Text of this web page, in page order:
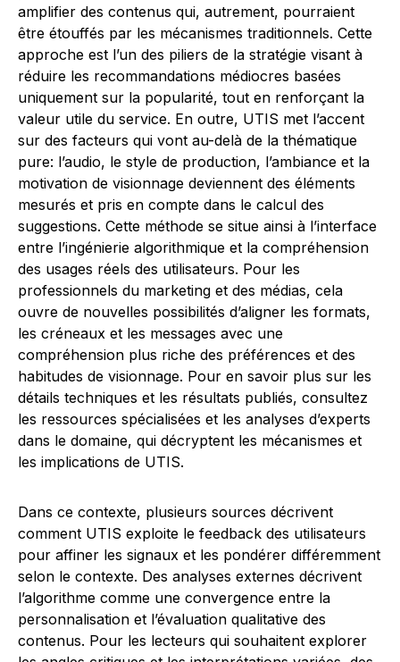
amplifier des contenus qui, autrement, pourraient
être étouffés par les mécanismes traditionnels. Cette
approche est l’un des piliers de la stratégie visant à
réduire les recommandations médiocres basées
uniquement sur la popularité, tout en renforçant la
valeur utile du service. En outre, UTIS met l’accent
sur des facteurs qui vont au-delà de la thématique
pure: l’audio, le style de production, l’ambiance et la
motivation de visionnage deviennent des éléments
mesurés et pris en compte dans le calcul des
suggestions. Cette méthode se situe ainsi à l’interface
entre l’ingénierie algorithmique et la compréhension
des usages réels des utilisateurs. Pour les
professionnels du marketing et des médias, cela
ouvre de nouvelles possibilités d’aligner les formats,
les créneaux et les messages avec une
compréhension plus riche des préférences et des
habitudes de visionnage. Pour en savoir plus sur les
détails techniques et les résultats publiés, consultez
les ressources spécialisées et les analyses d’experts
dans le domaine, qui décryptent les mécanismes et
les implications de UTIS.
Dans ce contexte, plusieurs sources décrivent
comment UTIS exploite le feedback des utilisateurs
pour affiner les signaux et les pondérer différemment
selon le contexte. Des analyses externes décrivent
l’algorithme comme une convergence entre la
personnalisation et l’évaluation qualitative des
contenus. Pour les lecteurs qui souhaitent explorer